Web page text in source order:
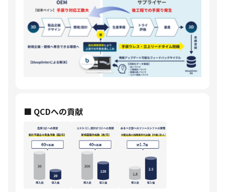
■ QCDへの貢献